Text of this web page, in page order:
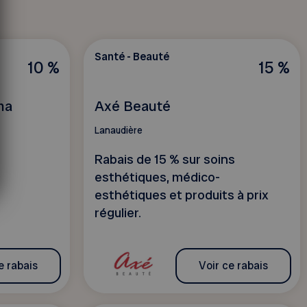
10 %
rabais
15 %
Santé - Beauté
Axé Beauté
Lanaudière
Rabais de 15 % sur soins
esthétiques, médico-
esthétiques et produits à prix
régulier.
Voir ce rabais